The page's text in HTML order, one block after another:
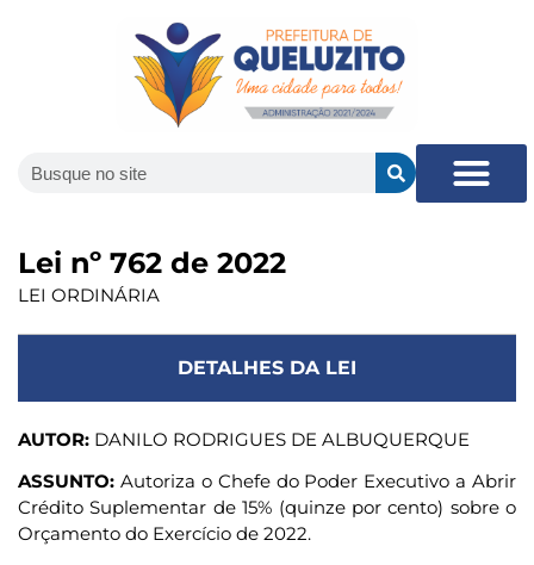
Lei nº 762 de 2022
LEI ORDINÁRIA
DETALHES DA LEI
AUTOR: DANILO RODRIGUES DE ALBUQUERQUE
ASSUNTO: Autoriza o Chefe do Poder Executivo a Abrir
Crédito Suplementar de 15% (quinze por cento) sobre o
Orçamento do Exercício de 2022.